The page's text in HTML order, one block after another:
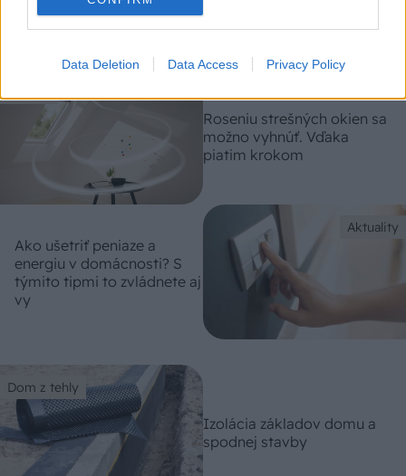
Data Deletion Data Access Privacy Policy
okien
Roseniu strešných okien sa
možno vyhnúť. Vďaka
piatim krokom
Aktuality
Ako ušetriť peniaze a
energiu v domácnosti? S
týmito tipmi to zvládnete aj
vy
Dom z tehly
Izolácia základov domu a
spodnej stavby